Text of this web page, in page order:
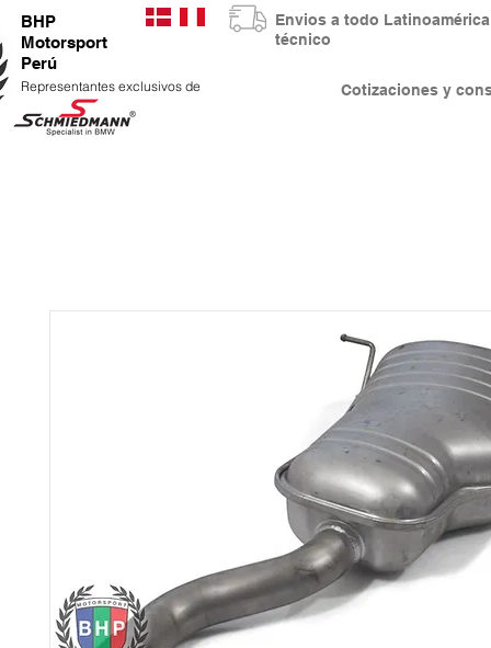
BHP
Motorsport
Perú
Representantes exclusivos de Cotizaciones y
Envios a todo
técnico